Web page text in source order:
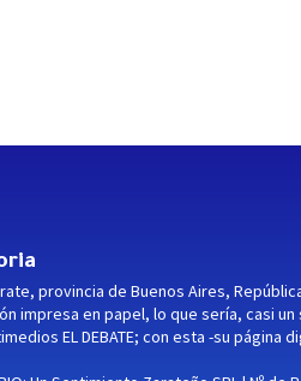
provincia de Buenos Aires,
impresa en papel, lo que sería, casi
EL DEBATE; con esta -su página